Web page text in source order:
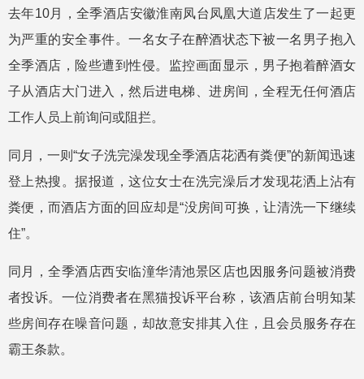
去年10月，全季酒店安徽淮南凤台凤凰大道店发生了一起更
为严重的安全事件。一名女子在醉酒状态下被一名男子抱入
全季酒店，险些遭到性侵。监控画面显示，男子抱着醉酒女
子从酒店大门进入，然后进电梯、进房间，全程无任何酒店
工作人员上前询问或阻拦。
同月，一则“女子洗完澡发现全季酒店花洒有粪便”的新闻迅速
登上热搜。据报道，这位女士在洗完澡后才发现花洒上沾有
粪便，而酒店方面的回应却是“没房间可换，让清洗一下继续
住”。
同月，全季酒店西安临潼华清池景区店也因服务问题被消费
者投诉。一位消费者在黑猫投诉平台称，该酒店前台明知某
些房间存在噪音问题，却故意安排其入住，且会员服务存在
霸王条款。